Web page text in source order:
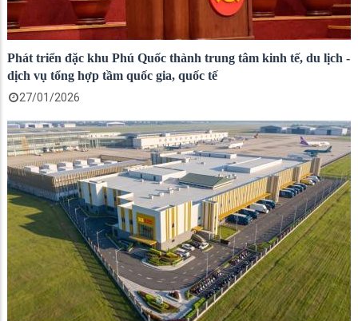
Phát triển đặc khu Phú Quốc thành trung tâm kinh tế, du lịch -
dịch vụ tổng hợp tầm quốc gia, quốc tế
27/01/2026